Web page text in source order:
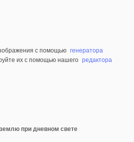
с помощью генератора
их с помощью нашего редактора
при дневном свете